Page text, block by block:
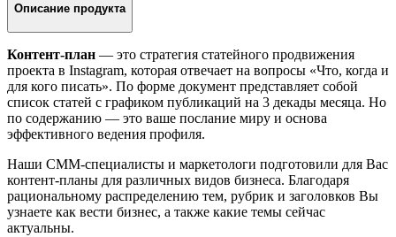
Описание продукта
Контент-план — это стратегия статейного продвижения
проекта в Instagram, которая отвечает на вопросы «Что, когда и
для кого писать». По форме документ представляет собой
список статей с графиком публикаций на 3 декады месяца. Но
по содержанию — это ваше послание миру и основа
эффективного ведения профиля.
Наши СММ-специалисты и маркетологи подготовили для Вас
контент-планы для различных видов бизнеса. Благодаря
рациональному распределению тем, рубрик и заголовков Вы
узнаете как вести бизнес, а также какие темы сейчас
актуальны.